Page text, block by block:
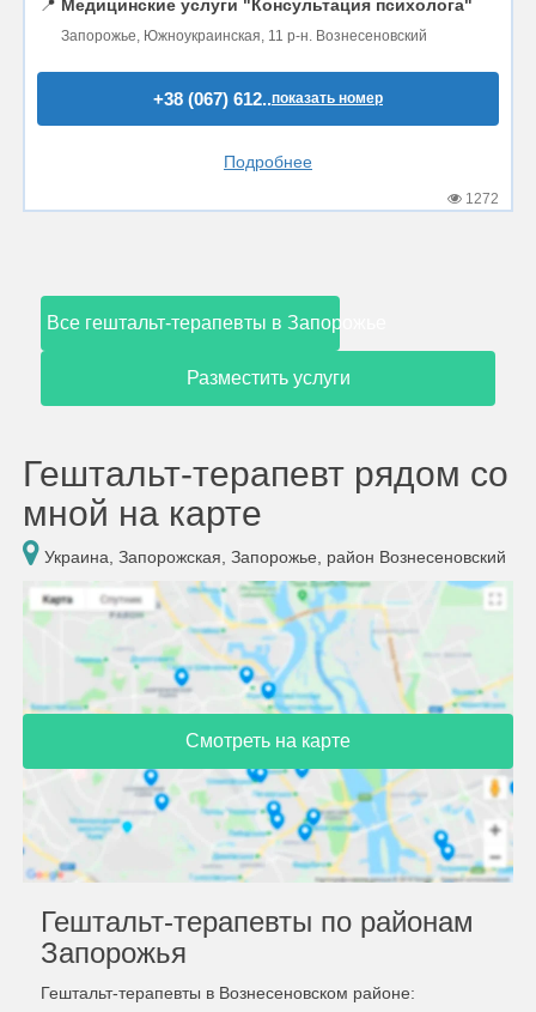
📍 Медицинские услуги "Консультация психолога"
Запорожье, Южноукраинская, 11 р-н. Вознесеновский
+38 (067) 612..показать номер
Подробнее
1272
Все гештальт-терапевты в Запорожье
Разместить услуги
Гештальт-терапевт рядом со
мной на карте
Украина, Запорожская, Запорожье, район Вознесеновский
Смотреть на карте
Гештальт-терапевты по районам
Запорожья
Гештальт-терапевты в Вознесеновском районе: